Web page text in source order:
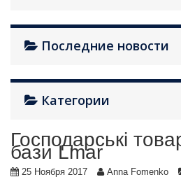
Последние новости
Категории
Господарські
бази Lmar
25 Ноября 2017 Anna Fomenko